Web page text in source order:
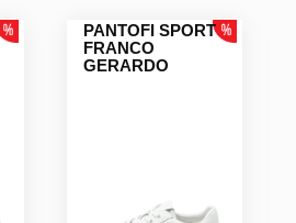
PANTOFI SPORT
FRANCO
GERARDO